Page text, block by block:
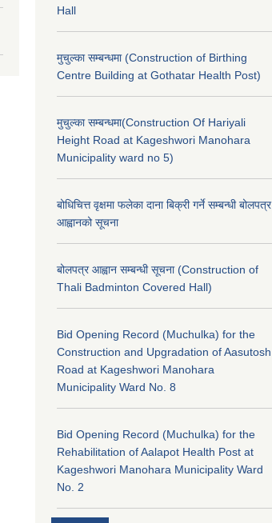
Hall
मुचुल्का सम्बन्धमा (Construction of Birthing
Centre Building at Gothatar Health Post)
मुचुल्का सम्बन्धमा(Construction Of Hariyali
Height Road at Kageshwori Manohara
Municipality ward no 5)
बोधिचित्त वृक्षमा फलेका दाना बिक्री गर्ने सम्बन्धी बोलपत्र
आह्वानको सूचना
बोलपत्र आह्वान सम्बन्धी सूचना (Construction of
Thali Badminton Covered Hall)
Bid Opening Record (Muchulka) for the
Construction and Upgradation of Aasutosh
Road at Kageshwori Manohara
Municipality Ward No. 8
Bid Opening Record (Muchulka) for the
Rehabilitation of Aalapot Health Post at
Kageshwori Manohara Municipality Ward
No. 2